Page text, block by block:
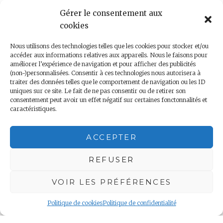
Gérer le consentement aux
cookies
Nous utilisons des technologies telles que les cookies pour stocker et/ou
accéder aux informations relatives aux appareils. Nous le faisons pour
améliorer l’expérience de navigation et pour afficher des publicités
(non-)personnalisées. Consentir à ces technologies nous autorisera à
traiter des données telles que le comportement de navigation ou les ID
uniques sur ce site. Le fait de ne pas consentir ou de retirer son
consentement peut avoir un effet négatif sur certaines fonctonnalités et
caractéristiques.
ACCEPTER
REFUSER
VOIR LES PRÉFÉRENCES
Politique de cookiesPolitique de confidentialité
Nous contacter
Mentions légales|Politique de confidentialité